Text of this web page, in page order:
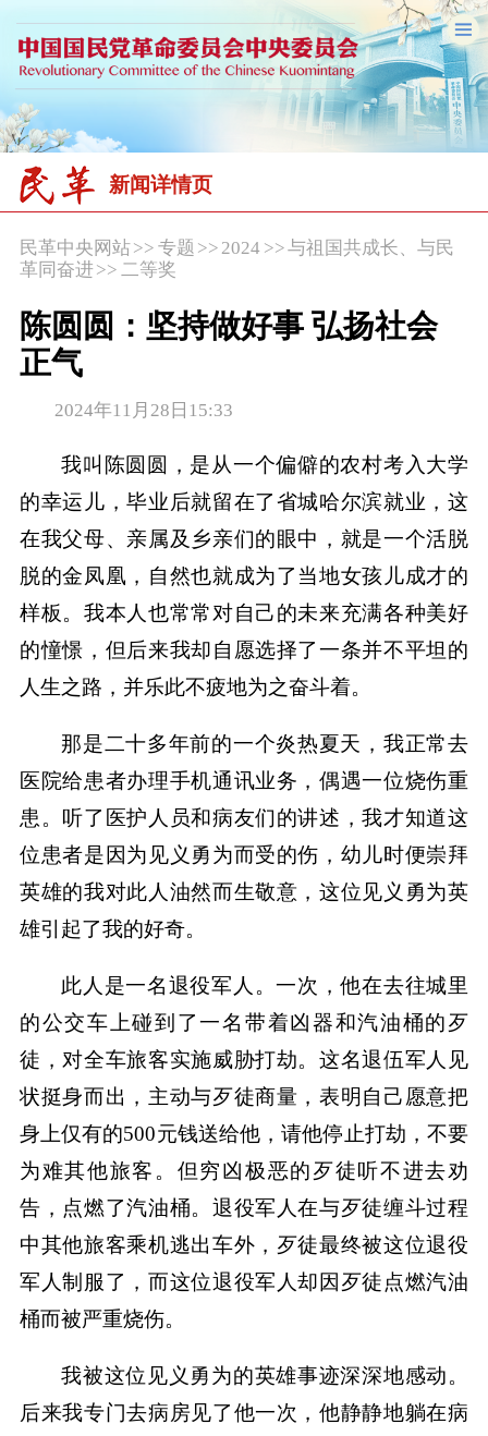
新闻详情页
民革中央网站>> 专题 >>2024 >>与祖国共成长、与民
革同奋进 >> 二等奖
陈圆圆：坚持做好事 弘扬社会
正气
2024年11月28日15:33
我叫陈圆圆，是从一个偏僻的农村考入大学
的幸运儿，毕业后就留在了省城哈尔滨就业，这
在我父母、亲属及乡亲们的眼中，就是一个活脱
脱的金凤凰，自然也就成为了当地女孩儿成才的
样板。我本人也常常对自己的未来充满各种美好
的憧憬，但后来我却自愿选择了一条并不平坦的
人生之路，并乐此不疲地为之奋斗着。
那是二十多年前的一个炎热夏天，我正常去
医院给患者办理手机通讯业务，偶遇一位烧伤重
患。听了医护人员和病友们的讲述，我才知道这
位患者是因为见义勇为而受的伤，幼儿时便崇拜
英雄的我对此人油然而生敬意，这位见义勇为英
雄引起了我的好奇。
此人是一名退役军人。一次，他在去往城里
的公交车上碰到了一名带着凶器和汽油桶的歹
徒，对全车旅客实施威胁打劫。这名退伍军人见
状挺身而出，主动与歹徒商量，表明自己愿意把
身上仅有的500元钱送给他，请他停止打劫，不要
为难其他旅客。但穷凶极恶的歹徒听不进去劝
告，点燃了汽油桶。退役军人在与歹徒缠斗过程
中其他旅客乘机逃出车外，歹徒最终被这位退役
军人制服了，而这位退役军人却因歹徒点燃汽油
桶而被严重烧伤。
我被这位见义勇为的英雄事迹深深地感动。
后来我专门去病房见了他一次，他静静地躺在病